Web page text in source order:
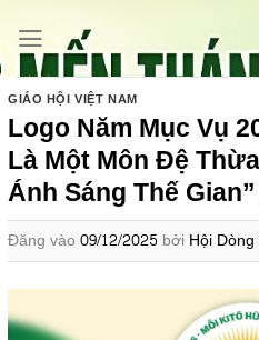
qua
nội
dung
GIÁO HỘI VIỆT NAM
Logo Năm Mục Vụ
Là Một Môn Đệ
Ánh Sáng Thế
Đăng vào 09/12/2025 bởi Hội